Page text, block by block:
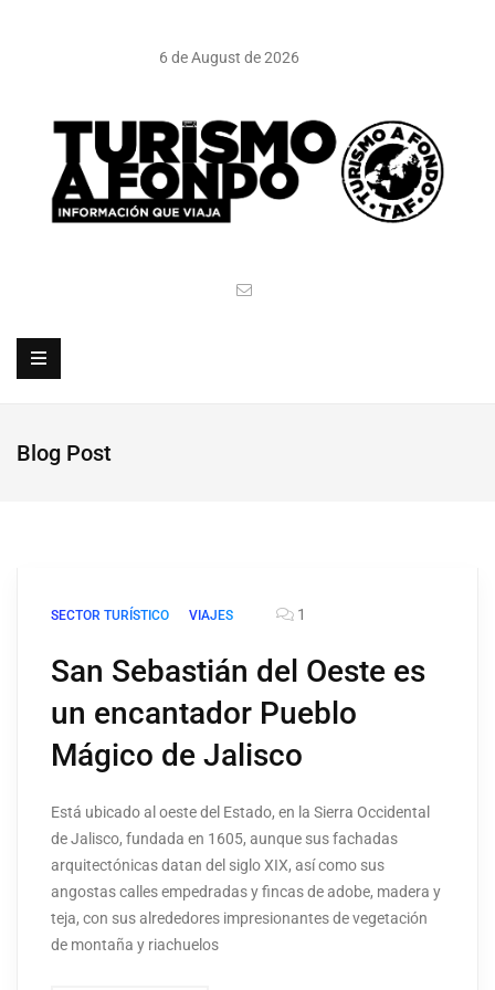
6 de August de 2026
Blog Post
SECTOR TURÍSTICO VIAJES 1
San Sebastián del Oeste es
un encantador Pueblo
Mágico de Jalisco
Está ubicado al oeste del Estado, en la Sierra Occidental
de Jalisco, fundada en 1605, aunque sus fachadas
arquitectónicas datan del siglo XIX, así como sus
angostas calles empedradas y fincas de adobe, madera y
teja, con sus alrededores impresionantes de vegetación
de montaña y riachuelos